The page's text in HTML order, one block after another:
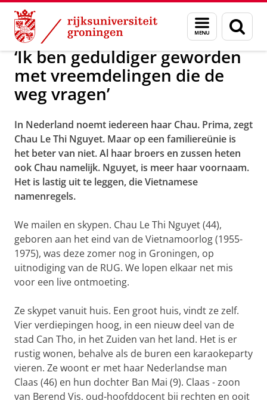
Skip
Content
Skip
Navigation
Menu
en
zoeken
Over ons Actueel Nieuws Worldwide Newsletter
‘Ik ben geduldiger geworden
met vreemdelingen die de
weg vragen’
In Nederland noemt iedereen haar Chau. Prima, zegt
Chau Le Thi Nguyet. Maar op een familiereünie is
het beter van niet. Al haar broers en zussen heten
ook Chau namelijk. Nguyet, is meer haar voornaam.
Het is lastig uit te leggen, die Vietnamese
namenregels.
We mailen en skypen. Chau Le Thi Nguyet (44),
geboren aan het eind van de Vietnamoorlog (1955-
1975), was deze zomer nog in Groningen, op
uitnodiging van de RUG. We lopen elkaar net mis
voor een live ontmoeting.
Ze skypet vanuit huis. Een groot huis, vindt ze zelf.
Vier verdiepingen hoog, in een nieuw deel van de
stad Can Tho, in het Zuiden van het land. Het is er
rustig wonen, behalve als de buren een karaokeparty
vieren. Ze woont er met haar Nederlandse man
Claas (46) en hun dochter Ban Mai (9). Claas - zoon
van Berend Vis, oud-hoofddocent bij rechten en ooit